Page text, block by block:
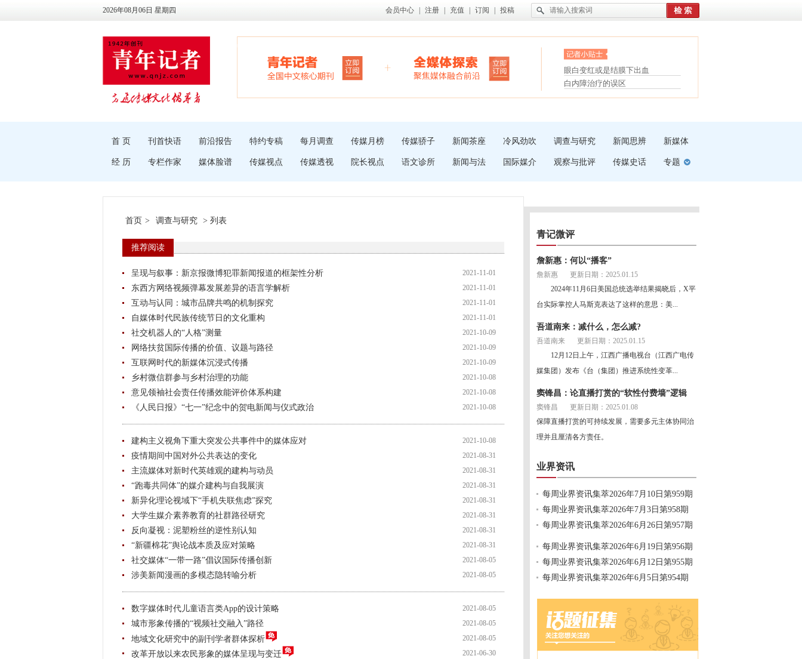
2026年08月06日 星期四 会员中心 注册 充值 订阅 投稿
眼白变红或是结膜下出血
“枝桠”“树桠”宜写成“枝...
夏天缓解疲劳有三招
护腰，摆脱六大坏习惯
受伤了冰敷还是热敷
白内障治疗的误区
首 页 刊首快语 前沿报告 特约专稿 每月调查 传媒月榜 传媒骄子 新闻茶座 冷风劲吹 调查与研究 新闻思辨 新媒体
经 历 专栏作家 媒体脸谱 传媒视点 传媒透视 院长视点 语文诊所 新闻与法 国际媒介 观察与批评 传媒史话 专题
首页 > 调查与研究 > 列表
推荐阅读
呈现与叙事：新京报微博犯罪新闻报道的框架性分析 2021-11-01
东西方网络视频弹幕发展差异的语言学解析 2021-11-01
互动与认同：城市品牌共鸣的机制探究 2021-11-01
自媒体时代民族传统节日的文化重构 2021-11-01
社交机器人的“人格”测量 2021-10-09
网络扶贫国际传播的价值、议题与路径 2021-10-09
互联网时代的新媒体沉浸式传播 2021-10-09
乡村微信群参与乡村治理的功能 2021-10-08
意见领袖社会责任传播效能评价体系构建 2021-10-08
《人民日报》“七一”纪念中的贺电新闻与仪式政治 2021-10-08
建构主义视角下重大突发公共事件中的媒体应对 2021-10-08
疫情期间中国对外公共表达的变化 2021-08-31
主流媒体对新时代英雄观的建构与动员 2021-08-31
“跑毒共同体”的媒介建构与自我展演 2021-08-31
新异化理论视域下“手机失联焦虑”探究 2021-08-31
大学生媒介素养教育的社群路径研究 2021-08-31
反向凝视：泥塑粉丝的逆性别认知 2021-08-31
“新疆棉花”舆论战本质及应对策略 2021-08-31
社交媒体“一带一路”倡议国际传播创新 2021-08-05
涉美新闻漫画的多模态隐转喻分析 2021-08-05
数字媒体时代儿童语言类App的设计策略 2021-08-05
城市形象传播的“视频社交融入”路径 2021-08-05
地域文化研究中的副刊学者群体探析 2021-08-05
改革开放以来农民形象的媒体呈现与变迁 2021-06-30
青记微评
詹新惠：何以“播客”
詹新惠
更新日期：2025.01.15
2024年11月6日美国总统选举结果揭晓后，X平
台实际掌控人马斯克表达了这样的意思：美...
吾道南来：减什么，怎么减?
吾道南来
更新日期：2025.01.15
12月12日上午，江西广播电视台（江西广电传
媒集团）发布《台（集团）推进系统性变革...
窦锋昌：论直播打赏的“软性付费墙”逻辑
窦锋昌
更新日期：2025.01.08
保障直播打赏的可持续发展，需要多元主体协同治
理并且厘清各方责任。
业界资讯
每周业界资讯集萃2026年7月10日第959期
每周业界资讯集萃2026年7月3日第958期
每周业界资讯集萃2026年6月26日第957期
每周业界资讯集萃2026年6月19日第956期
每周业界资讯集萃2026年6月12日第955期
每周业界资讯集萃2026年6月5日第954期